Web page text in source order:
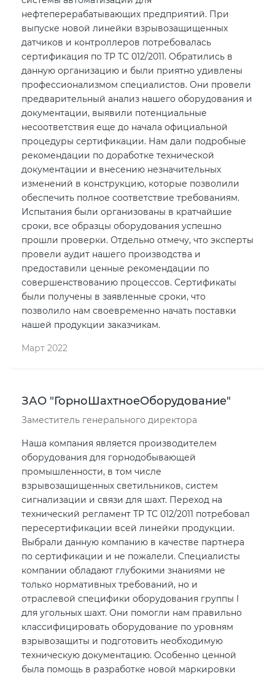
нефтеперерабатывающих предприятий. При
выпуске новой линейки взрывозащищенных
датчиков и контроллеров потребовалась
сертификация по ТР ТС 012/2011. Обратились в
данную организацию и были приятно удивлены
профессионализмом специалистов. Они провели
предварительный анализ нашего оборудования и
документации, выявили потенциальные
несоответствия еще до начала официальной
процедуры сертификации. Нам дали подробные
рекомендации по доработке технической
документации и внесению незначительных
изменений в конструкцию, которые позволили
обеспечить полное соответствие требованиям.
Испытания были организованы в кратчайшие
сроки, все образцы оборудования успешно
прошли проверки. Отдельно отмечу, что эксперты
провели аудит нашего производства и
предоставили ценные рекомендации по
совершенствованию процессов. Сертификаты
были получены в заявленные сроки, что
позволило нам своевременно начать поставки
нашей продукции заказчикам.
Март 2022
ЗАО "ГорноШахтноеОборудование"
Заместитель генерального директора
Наша компания является производителем
оборудования для горнодобывающей
промышленности, в том числе
взрывозащищенных светильников, систем
сигнализации и связи для шахт. Переход на
технический регламент ТР ТС 012/2011 потребовал
пересертификации всей линейки продукции.
Выбрали данную компанию в качестве партнера
по сертификации и не пожалели. Специалисты
компании обладают глубокими знаниями не
только нормативных требований, но и
отраслевой специфики оборудования группы I
для угольных шахт. Они помогли нам правильно
классифицировать оборудование по уровням
взрывозащиты и подготовить необходимую
техническую документацию. Особенно ценной
была помощь в разработке новой маркировки